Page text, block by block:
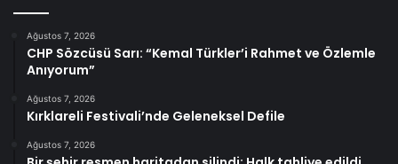
Ağustos 7, 2026
CHP Sözcüsü Sarı: “Kemal Türkler’i Rahmet ve Özlemle
Anıyorum”
Ağustos 7, 2026
Kırklareli Festivali’nde Geleneksel Defile
Ağustos 7, 2026